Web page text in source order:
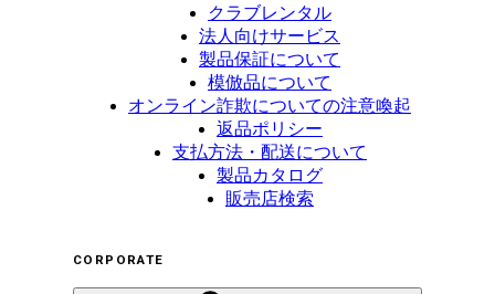
クラブレンタル
法人向けサービス
製品保証について
模倣品について
オンライン詐欺についての注意喚起
返品ポリシー
支払方法・配送について
製品カタログ
販売店検索
CORPORATE